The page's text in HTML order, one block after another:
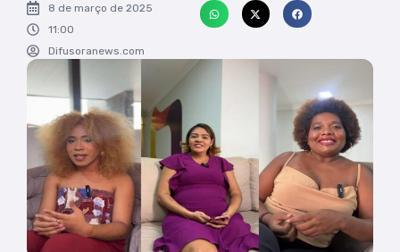
8 de março de 2025
11:00
Difusoranews.com